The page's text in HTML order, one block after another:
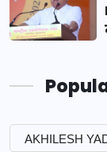
AKHILESH